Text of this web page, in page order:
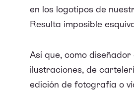
en los logotipos de
Resulta imposible
Así que, como
ilustraciones, de
edición de fotografía o